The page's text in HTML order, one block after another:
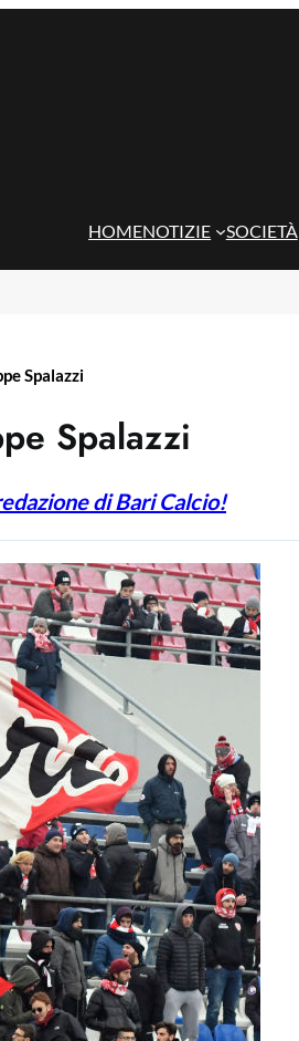
HOMENOTIZIE SOCIETÀ
Spalazzi
Spalazzi
di Bari Calcio!